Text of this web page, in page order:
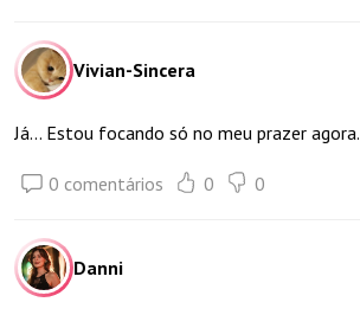
Vivian-Sincera
Já... Estou focando só no meu prazer agora.
0 comentários 0 0
Danni